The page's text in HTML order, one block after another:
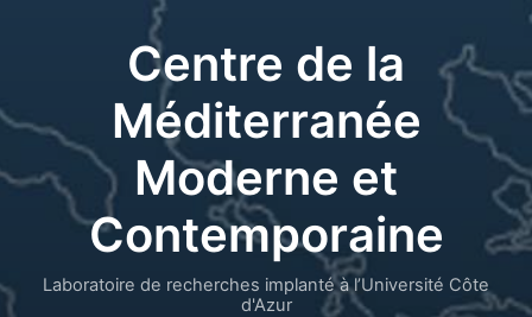
Centre de la
Méditerranée
Moderne et
Contemporaine
Laboratoire de recherches implanté à l’Université Côte
d'Azur